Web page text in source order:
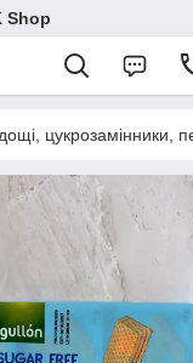
Shop
цукрозамінники,